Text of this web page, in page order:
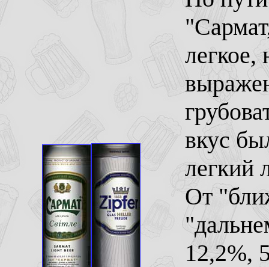
легкое,
вкус
легкий
От
12,2%,